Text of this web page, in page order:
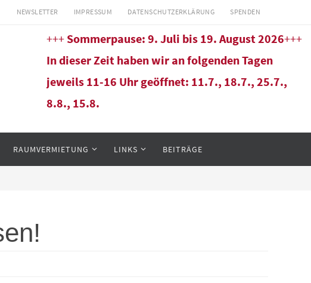
NEWSLETTER IMPRESSUM DATENSCHUTZERKLÄRUNG SPENDEN
+++ Sommerpause: 9. Juli bis 19. August 2026+++
In dieser Zeit haben wir an folgenden Tagen
jeweils 11-16 Uhr geöffnet: 11.7., 18.7., 25.7.,
8.8., 15.8.
RAUMVERMIETUNG LINKS BEITRÄGE